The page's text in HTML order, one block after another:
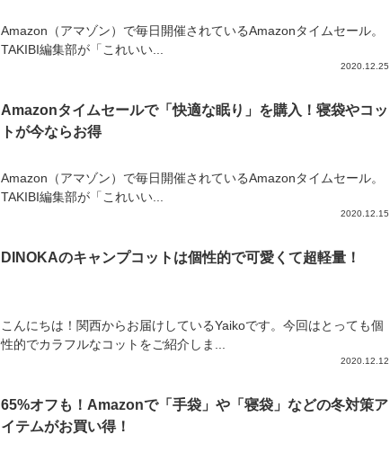
Amazon（アマゾン）で毎日開催されているAmazonタイムセール。
TAKIBI編集部が「これいい...
2020.12.25
Amazonタイムセールで「快適な眠り」を購入！寝袋やコッ
トが今ならお得
Amazon（アマゾン）で毎日開催されているAmazonタイムセール。
TAKIBI編集部が「これいい...
2020.12.15
DINOKAのキャンプコットは個性的で可愛くて超軽量！
こんにちは！関西からお届けしているYaikoです。今回はとっても個
性的でカラフルなコットをご紹介しま...
2020.12.12
65%オフも！Amazonで「手袋」や「寝袋」などの冬対策ア
イテムがお買い得！